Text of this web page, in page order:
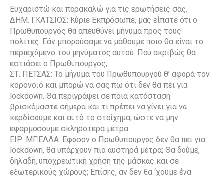
Ευχαριστώ και παρακαλώ για τις ερωτήσεις σας.
ΔΗΜ. ΓΚΑΤΣΙΟΣ: Κύριε Εκπρόσωπε, μας είπατε ότι ο
Πρωθυπουργός θα απευθύνει μήνυμα προς τους
πολίτες. Εάν μπορούσαμε να μάθουμε ποιο θα είναι το
περιεχόμενο του μηνύματος αυτού. Πού ακριβώς θα
εστιάσει ο Πρωθυπουργός;
ΣΤ. ΠΕΤΣΑΣ: Το μήνυμα του Πρωθυπουργού θ’ αφορά τον
κορονοϊό και μπορώ να σας πω ότι δεν θα πει για
lockdown. Θα περιγράψει σε ποια κατάσταση
βρισκόμαστε σήμερα και τι πρέπει να γίνει για να
κερδίσουμε και αυτό το στοίχημα, ώστε να μην
εφαρμόσουμε σκληρότερα μέτρα.
ΕΙΡ. MΠΕΛΛΑ: Εφόσον ο Πρωθυπουργός δεν θα πει για
lockdown, θα υπάρχουν πιο αυστηρά μέτρα; Θα δούμε,
δηλαδή, υποχρεωτική χρήση της μάσκας και σε
εξωτερικούς χώρους; Επίσης, αν δεν θα ‘χουμε ένα